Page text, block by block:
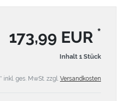
173,99 EUR *
Inhalt 1 Stück
* inkl. ges. MwSt. zzgl. Versandkosten